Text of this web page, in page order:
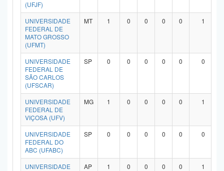
(UFJF)
UNIVERSIDADE
FEDERAL DE
MATO GROSSO
(UFMT)
MT 1 0 0 0 0 1
UNIVERSIDADE
FEDERAL DE
SÃO CARLOS
(UFSCAR)
SP 0 0 0 0 0 0
UNIVERSIDADE
FEDERAL DE
VIÇOSA (UFV)
MG 1 0 0 0 0 1
UNIVERSIDADE
FEDERAL DO
ABC (UFABC)
SP 0 0 0 0 0 0
UNIVERSIDADE
AP 1 0 0 0 0 1